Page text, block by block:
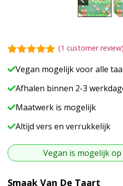
based on
rating
(1 customer review)
Vegan mogelijk voor alle
Afhalen binnen 2-3
Maatwerk is mogelijk
Altijd vers en verrukkelijk
Vegan is mogelijk
Smaak Van De Taart
A